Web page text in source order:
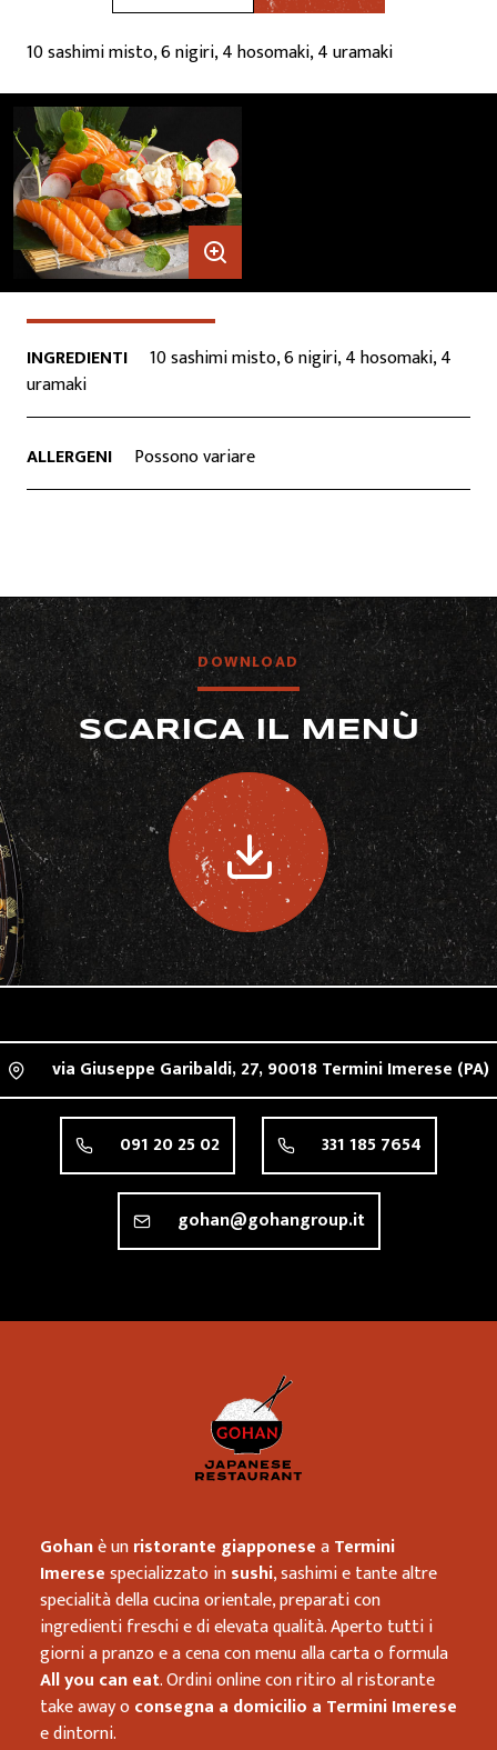
10 sashimi misto, 6 nigiri, 4 hosomaki, 4 uramaki
INGREDIENTI
10 sashimi misto, 6 nigiri, 4 hosomaki, 4
uramaki
ALLERGENI Possono variare
DOWNLOAD
SCARICA IL MENÙ
via Giuseppe Garibaldi, 27,90018Termini Imerese (PA)
091 20 25 02 331 185 7654
gohan@gohangroup.it
Gohanè unristorante giapponeseaTermini
Imeresespecializzato insushi, sashimi e tante altre
specialità della cucina orientale, preparati con
ingredienti freschi e di elevata qualità. Aperto tutti i
giorni a pranzo e a cena con menu alla carta o formula
All you can eat. Ordini online con ritiro al ristorante
take away o consegna a domicilio a Termini Imerese
e dintorni.